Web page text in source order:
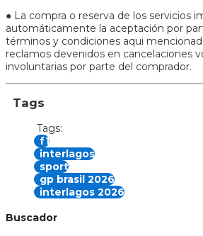
● La compra o reserva de los servicios
automáticamente la aceptación por
términos y condiciones aqui
reclamos devenidos en cancelaciones
involuntarias por parte del comprador.
Tags
Tags:
f1
interlagos
sport
gp brasil 2026
interlagos 2026
Buscador